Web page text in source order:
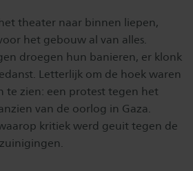
theater naar binnen liepen,
het gebouw al van alles.
droegen hun banieren, er klonk
Letterlijk om de hoek waren
te zien: een protest tegen het
van de oorlog in Gaza.
kritiek werd geuit tegen de